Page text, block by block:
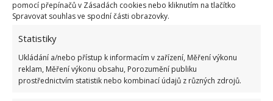
pomocí přepínačů v Zásadách cookies nebo kliknutím na tlačítko
Spravovat souhlas ve spodní části obrazovky.
Statistiky
Ukládání a/nebo přístup k informacím v zařízení, Měření výkonu
reklam, Měření výkonu obsahu, Porozumění publiku
prostřednictvím statistik nebo kombinací údajů z různých zdrojů.
12.5.2026
dobrý přehled
23.6.2026